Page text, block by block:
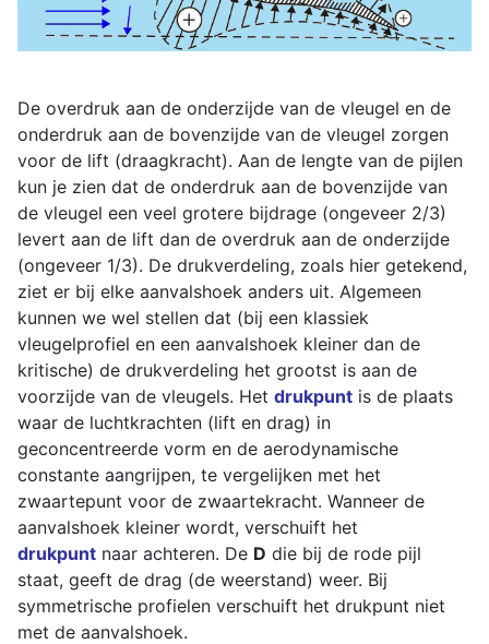
De overdruk aan de onderzijde van de vleugel en de
onderdruk aan de bovenzijde van de vleugel zorgen
voor de lift (draagkracht). Aan de lengte van de pijlen
kun je zien dat de onderdruk aan de bovenzijde van
de vleugel een veel grotere bijdrage (ongeveer 2/3)
levert aan de lift dan de overdruk aan de onderzijde
(ongeveer 1/3). De drukverdeling, zoals hier getekend,
ziet er bij elke aanvalshoek anders uit. Algemeen
kunnen we wel stellen dat (bij een klassiek
vleugelprofiel en een aanvalshoek kleiner dan de
kritische) de drukverdeling het grootst is aan de
voorzijde van de vleugels. Het drukpunt is de plaats
waar de luchtkrachten (lift en drag) in
geconcentreerde vorm en de aerodynamische
constante aangrijpen, te vergelijken met het
zwaartepunt voor de zwaartekracht. Wanneer de
aanvalshoek kleiner wordt, verschuift het
drukpunt naar achteren. De D die bij de rode pijl
staat, geeft de drag (de weerstand) weer. Bij
symmetrische profielen verschuift het drukpunt niet
met de aanvalshoek.